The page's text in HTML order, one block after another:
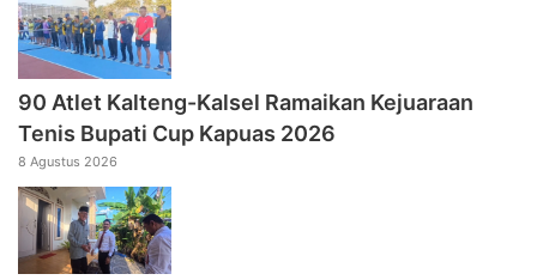
90 Atlet Kalteng-Kalsel Ramaikan Kejuaraan
Tenis Bupati Cup Kapuas 2026
8 Agustus 2026